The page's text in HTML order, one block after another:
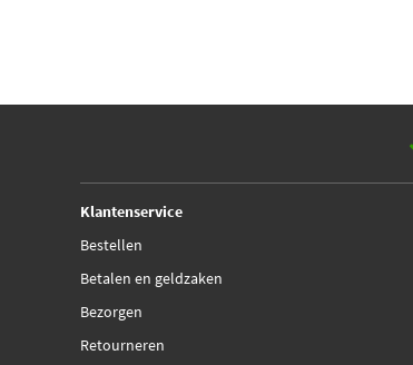
Klantenservice
Bestellen
Betalen en geldzaken
Bezorgen
Retourneren